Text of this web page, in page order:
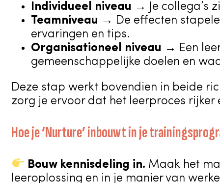
Individueel niveau → Je collega’s
Teamniveau → De effecten
ervaringen en tips.
Organisationeel niveau → Een
gemeenschappelijke doelen en
Deze stap werkt bovendien in beide
zorg je ervoor dat het leerproces
Hoe je ‘Nurture’ inbouwt in je
Bouw kennisdeling in. Maak het
leeroplossing en in je manier van